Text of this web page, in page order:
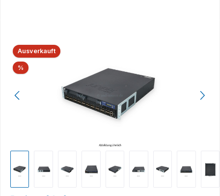
Bildergalerie überspringen
Ausverkauft
% Rabatt